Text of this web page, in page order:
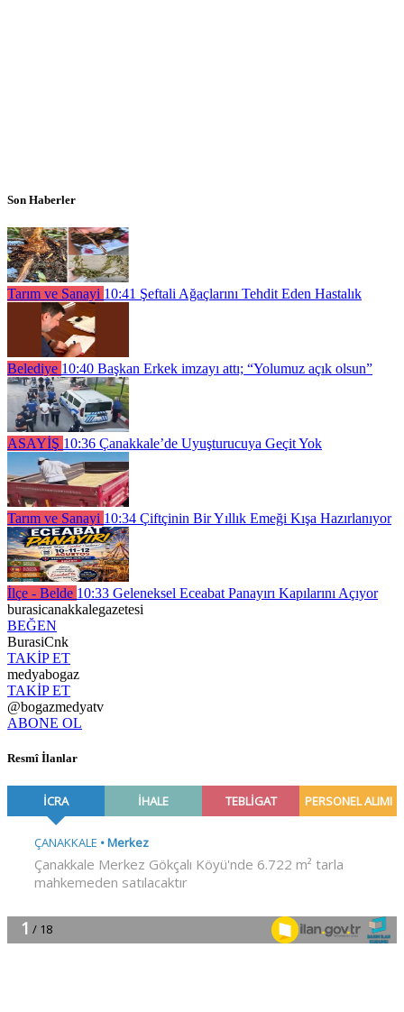
Son Haberler
Tarım ve Sanayi 10:41 Şeftali Ağaçlarını Tehdit Eden Hastalık
Belediye 10:40 Başkan Erkek imzayı attı; “Yolumuz açık olsun”
ASAYİŞ 10:36 Çanakkale’de Uyuşturucuya Geçit Yok
Tarım ve Sanayi 10:34 Çiftçinin Bir Yıllık Emeği Kışa Hazırlanıyor
İlçe - Belde 10:33 Geleneksel Eceabat Panayırı Kapılarını Açıyor
burasicanakkalegazetesi
BEĞEN
BurasiCnk
TAKİP ET
medyabogaz
TAKİP ET
@bogazmedyatv
ABONE OL
Resmî İlanlar